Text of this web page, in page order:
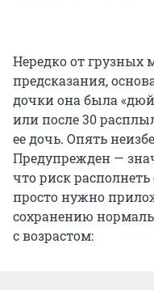
Нередко от
предсказания,
дочки она была
или после 30
ее дочь. Опять
Предупрежден —
что риск
просто нужно
сохранению
с возрастом: